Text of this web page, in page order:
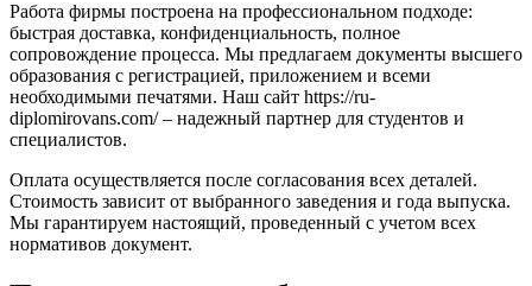
Работа фирмы построена на профессиональном подходе:
быстрая доставка, конфиденциальность, полное
сопровождение процесса. Мы предлагаем документы высшего
образования с регистрацией, приложением и всеми
необходимыми печатями. Наш сайт https://ru-
diplomirovans.com/ – надежный партнер для студентов и
специалистов.
Оплата осуществляется после согласования всех деталей.
Стоимость зависит от выбранного заведения и года выпуска.
Мы гарантируем настоящий, проведенный с учетом всех
нормативов документ.